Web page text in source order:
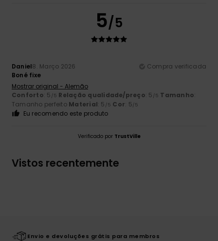
5/5
Daniel8. Março 2026
Compra verificada
Boné fixe
Mostrar original - Alemão
Conforto: 5 /5 Relação qualidade/preço: 5 /5 Tamanho:
Tamanho perfeito Material: 5 /5 Cor: 5/5
Eu recomendo este produto
Verificado por TrustVille
Vistos recentemente
Envio e devoluções grátis para membros